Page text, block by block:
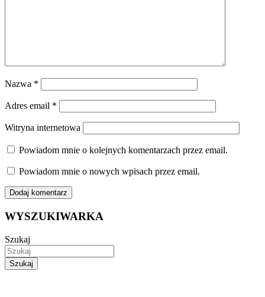
Nazwa *
Adres email *
Witryna internetowa
Powiadom mnie o kolejnych komentarzach przez email.
Powiadom mnie o nowych wpisach przez email.
WYSZUKIWARKA
Szukaj
Szukaj